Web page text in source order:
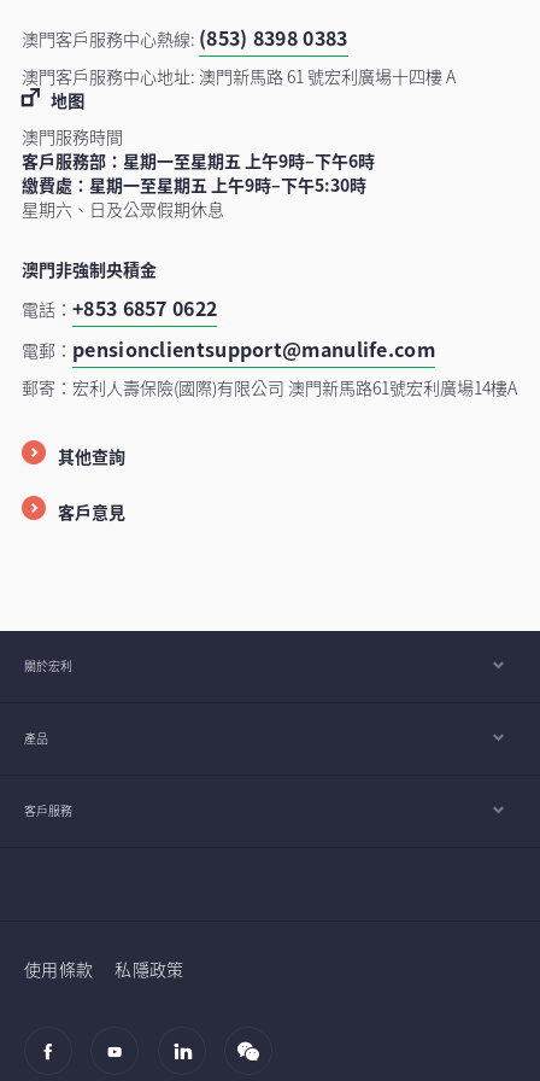
澳門客戶服務中心熱線: (853) 8398 0383
澳門客戶服務中心地址: 澳門新馬路 61 號宏利廣場十四樓 A
地图
澳門服務時間
客戶服務部：星期一至星期五 上午9時–下午6時
繳費處：星期一至星期五 上午9時–下午5:30時
星期六、日及公眾假期休息
澳門非強制央積金
電話： +853 6857 0622
電郵： pensionclientsupport@manulife.com
郵寄：宏利人壽保險(國際)有限公司 澳門新馬路61號宏利廣場14樓A
其他查詢
客戶意見
關於宏利
產品
客戶服務
使用條款 私隱政策